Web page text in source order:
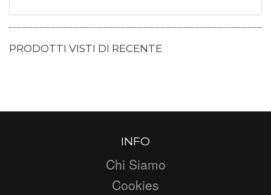
PRODOTTI VISTI DI RECENTE
INFO
Chi Siamo
Cookies